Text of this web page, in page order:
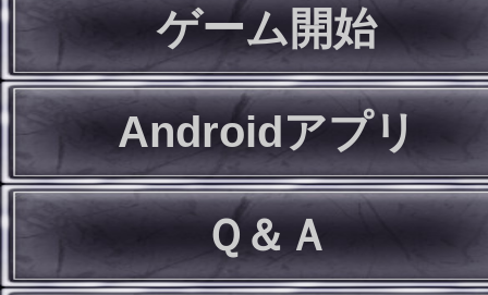
ゲーム開始
Androidアプリ
Ｑ＆Ａ